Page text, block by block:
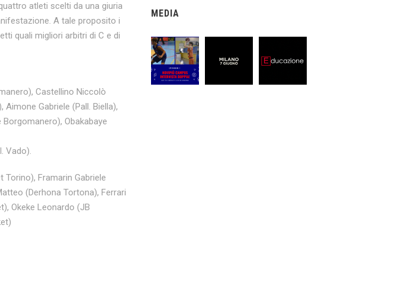
atleti scelti da una giuria
A tale proposito i
quali migliori arbitri di C e di
Castellino Niccolò
Gabriele (Pall. Biella),
Obakabaye
Vado).
Framarin Gabriele
(Derhona Tortona), Ferrari
Okeke Leonardo (JB
MEDIA